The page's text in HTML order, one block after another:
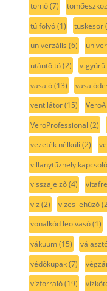
tömő(7) tömőeszköz
túlfolyó(1) tüskesor
univerzális (6)
utántöltő(2) v-gyűrű
vasaló(13)
ventilátor(15)
VeroProfessional (2)
vezeték nélküli (2)
villanytűzhely kapcsoló
visszajelző(4)
viz (2) vizes lehúzó
vonalkód leolvasó(1)
vákuum(15)
védőkupak(7)
vízforraló(19)